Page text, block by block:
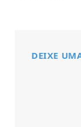
DEIXE